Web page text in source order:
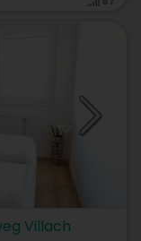
Villach